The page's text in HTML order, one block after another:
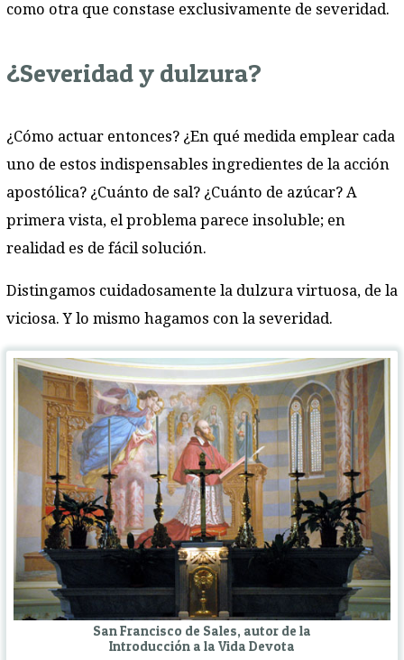
como otra que constase exclusivamente de severidad.
¿Severidad y dulzura?
¿Cómo actuar entonces? ¿En qué medida emplear cada
uno de estos indispensables ingredientes de la acción
apostólica? ¿Cuánto de sal? ¿Cuánto de azúcar? A
primera vista, el problema parece insoluble; en
realidad es de fácil solución.
Distingamos cuidadosamente la dulzura virtuosa, de la
viciosa. Y lo mismo hagamos con la severidad.
San Francisco de Sales, autor de la
Introducción a la Vida Devota